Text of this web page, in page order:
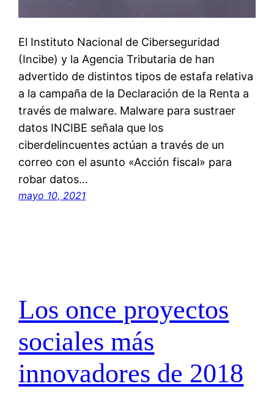
El Instituto Nacional de Ciberseguridad
(Incibe) y la Agencia Tributaria de han
advertido de distintos tipos de estafa relativa
a la campaña de la Declaración de la Renta a
través de malware. Malware para sustraer
datos INCIBE señala que los
ciberdelincuentes actúan a través de un
correo con el asunto «Acción fiscal» para
robar datos…
mayo 10, 2021
Los once proyectos
sociales más
innovadores de 2018